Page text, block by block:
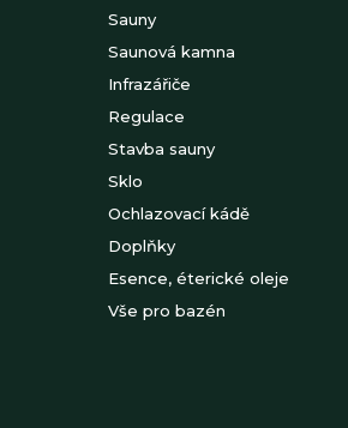
Sauny
Saunová kamna
Infrazářiče
Regulace
Stavba sauny
Sklo
Ochlazovací kádě
Doplňky
Esence, éterické oleje
Vše pro bazén